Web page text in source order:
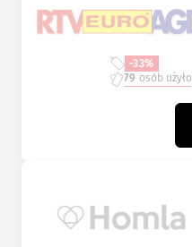
-33%
79 osób użyło